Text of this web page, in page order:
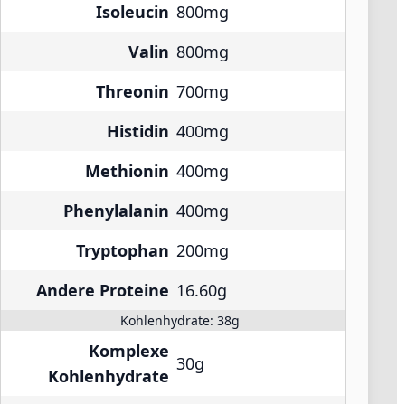
Isoleucin 800mg
Valin 800mg
Threonin 700mg
Histidin 400mg
Methionin 400mg
Phenylalanin 400mg
Tryptophan 200mg
Andere Proteine 16.60g
Kohlenhydrate: 38g
Komplexe
Kohlenhydrate
30g